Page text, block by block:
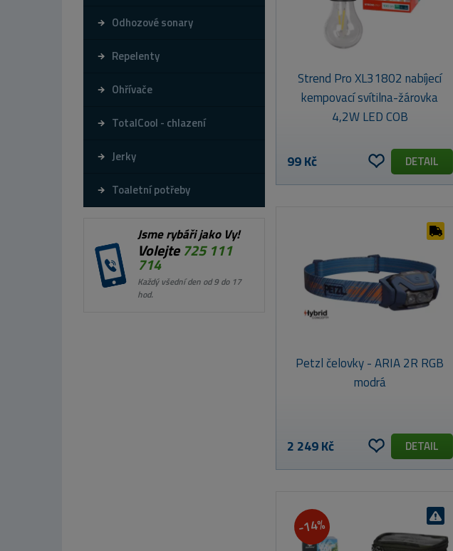
Odhozové sonary
Repelenty
Ohřívače
TotalCool - chlazení
Jerky
Toaletní potřeby
Jsme rybáři jako Vy!
Volejte725 111
714
Každý všední den od 9 do 17
hod.
Strend Pro XL31802 nabíjecí
kempovací svítilna-žárovka
4,2W LED COB
99 Kč DETAIL
Petzl čelovky - ARIA 2R RGB
modrá
2 249 Kč DETAIL
-14%